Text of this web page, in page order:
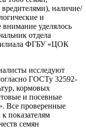
вредителями), наличие/
и
внимание уделялось
отдела
ФГБУ «ЦОК
исследуют
ГОСТу 32592-
кормовых
и посевные
Все проверенные
показателям
семян